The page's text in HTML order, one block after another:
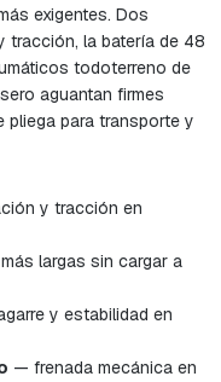
exigentes. Dos
tracción, la batería de 48
todoterreno de
aguantan firmes
pliega para transporte y
y tracción en
largas sin cargar a
y estabilidad en
— frenada mecánica en